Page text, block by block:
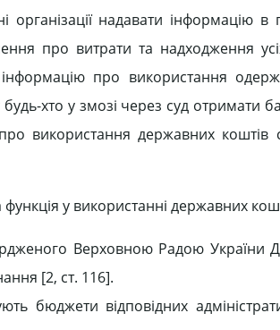
надавати інформацію в
про витрати та надходження
про використання
хто у змозі через суд отримати
використання державних коштів
у використанні державних
Верховною Радою
[2, ст. 116].
бюджети відповідних